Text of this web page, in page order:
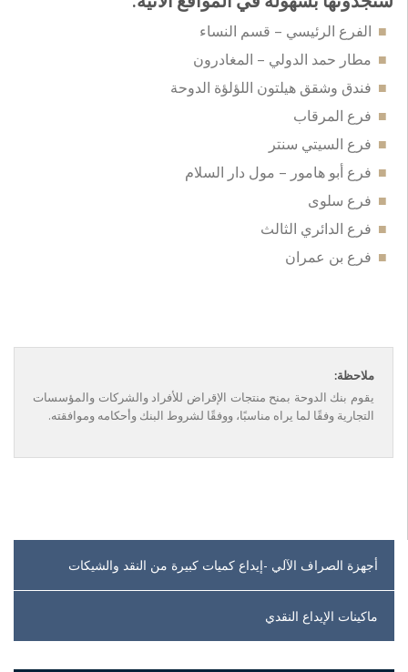
الفرع الرئيسي – قسم النساء
مطار حمد الدولي – المغادرون
فندق وشقق هيلتون اللؤلؤة الدوحة
فرع المرقاب
فرع السيتي سنتر
فرع أبو هامور – مول دار السلام
فرع سلوى
فرع الدائري الثالث
فرع بن عمران
ملاحظة:
يقوم بنك الدوحة بمنح منتجات الإقراض للأفراد والشركات والمؤسسات
التجارية وفقًا لما يراه مناسبًا، ووفقًا لشروط البنك وأحكامه وموافقته.
أجهزة الصراف الآلي -إيداع كميات كبيرة من النقد والشيكات
ماكينات الإيداع النقدي